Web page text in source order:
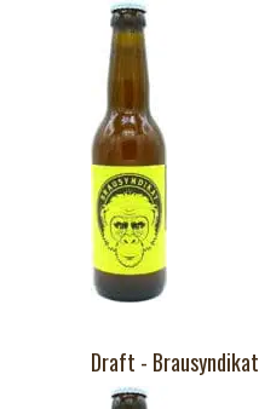
Draft - Brausyndikat